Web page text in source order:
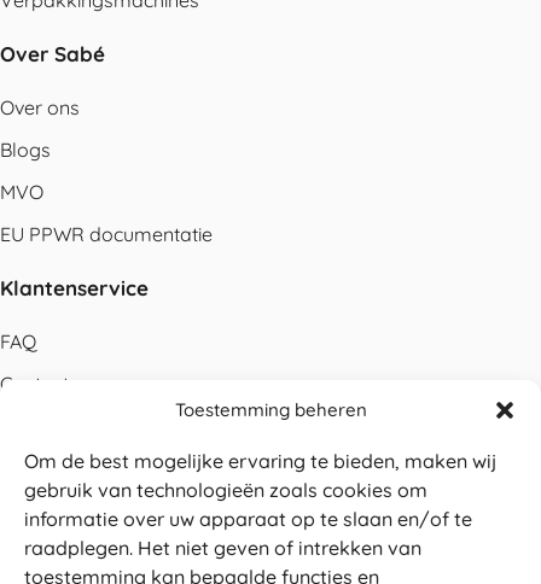
Toestemming beheren
Om de best mogelijke ervaring te bieden, maken wij
gebruik van technologieën zoals cookies om
informatie over uw apparaat op te slaan en/of te
raadplegen. Het niet geven of intrekken van
toestemming kan bepaalde functies en
Over Sabé
Over ons
Blogs
MVO
EU PPWR documentatie
Klantenservice
FAQ
Contact
Betalen
Levering
Retouren